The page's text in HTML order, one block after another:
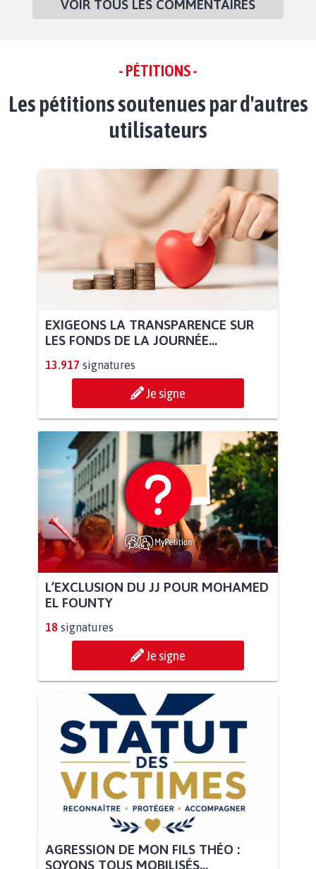
VOIR TOUS LES COMMENTAIRES
- PÉTITIONS -
Les pétitions soutenues par d'autres
utilisateurs
EXIGEONS LA TRANSPARENCE SUR
LES FONDS DE LA JOURNÉE...
13.917 signatures
Je signe
L’EXCLUSION DU JJ POUR MOHAMED
EL FOUNTY
18 signatures
Je signe
AGRESSION DE MON FILS THÉO :
SOYONS TOUS MOBILISÉS...